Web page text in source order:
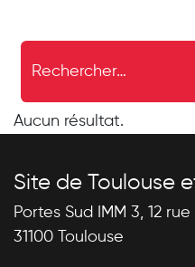
Aucun résultat.
Site de Toulouse
Portes Sud IMM 3, 12
31100 Toulouse